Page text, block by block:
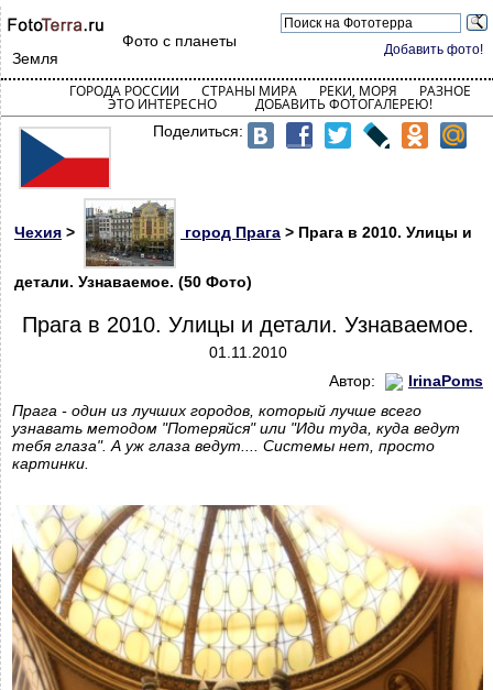
Добавить фото!
Фото с планеты
Земля
ГОРОДА РОССИИ СТРАНЫ МИРА РЕКИ, МОРЯ РАЗНОЕ
ЭТО ИНТЕРЕСНО ДОБАВИТЬ ФОТОГАЛЕРЕЮ!
Поделиться:
Чехия > город Прага > Прага в 2010. Улицы и
детали. Узнаваемое. (50 Фото)
Прага в 2010. Улицы и детали. Узнаваемое.
01.11.2010
Автор:
IrinaPoms
Прага - один из лучших городов, который лучше всего
узнавать методом "Потеряйся" или "Иди туда, куда ведут
тебя глаза". А уж глаза ведут.... Системы нет, просто
картинки.